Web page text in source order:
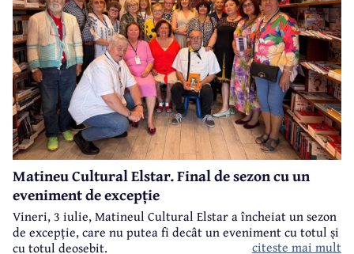
Matineu Cultural Elstar. Final de sezon cu un
eveniment de excepție
Vineri, 3 iulie, Matineul Cultural Elstar a încheiat un sezon
de excepție, care nu putea fi decât un eveniment cu totul și
cu totul deosebit.
citeste mai mult